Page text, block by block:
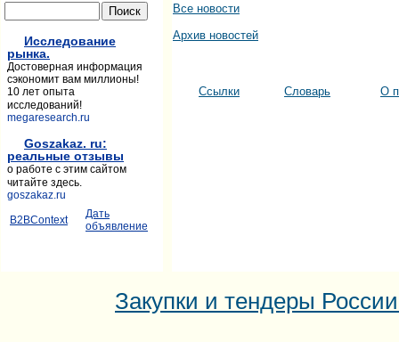
Все новости
Архив новостей
Ссылки Словарь О
Исследование
рынка.
Достоверная информация
сэкономит вам миллионы!
10 лет опыта
исследований!
megaresearch.ru
Goszakaz. ru:
реальные отзывы
о работе с этим сайтом
читайте здесь.
goszakaz.ru
B2BContext
Дать
объявление
Закупки и тендеры